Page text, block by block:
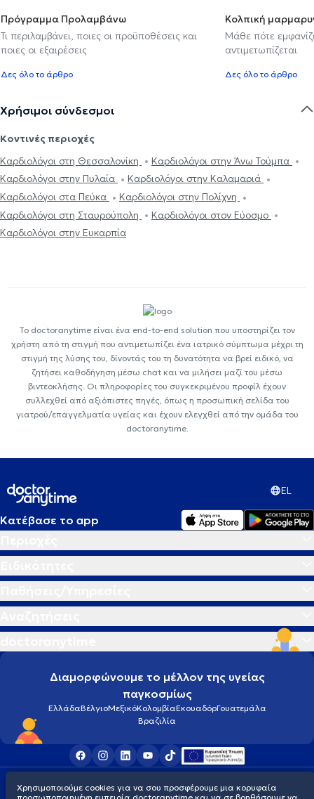
Πρόγραμμα Προλαμβάνω
Τι περιλαμβάνει, ποιες οι προϋποθέσεις και
ποιες οι εξαιρέσεις
Δες όλο το άρθρο
Κολπική
Μάθε πότε
αντιμετωπίζεται
Δες όλο το άρθρο
Χρήσιμοι σύνδεσμοι
Κοντινές περιοχές
Καρδιολόγοι στη Θεσσαλονίκη
Καρδιολόγοι στην Άνω Τούμπα
Καρδιολόγοι στην Πυλαία
Καρδιολόγοι στην Καλαμαριά
Καρδιολόγοι στα Πεύκα
Καρδιολόγοι στην Πολίχνη
Καρδιολόγοι στη Σταυρούπολη
Καρδιολόγοι στον Εύοσμο
Καρδιολόγοι στην Ευκαρπία
Το doctoranytime είναι ένα end-to-end solution που υποστηρίζει τον
χρήστη από τη στιγμή που αντιμετωπίζει ένα ιατρικό σύμπτωμα μέχρι τη
στιγμή της λύσης του, δίνοντάς του τη δυνατότητα να βρεί ειδικό, να
ζητήσει καθοδήγηση μέσω chat και να μιλήσει μαζί του μέσω
βιντεοκλήσης. Οι πληροφορίες του συγκεκριμένου προφίλ έχουν
συλλεχθεί από αξιόπιστες πηγές, όπως η προσωπική σελίδα του
γιατρού/επαγγελματία υγείας και έχουν ελεγχθεί από την ομάδα του
doctoranytime.
EL
Κατέβασε το app
Διαμορφώνουμε το μέλλον της υγείας
παγκοσμίως
ΕλλάδαΒέλγιοΜεξικόΚολομβίαΕκουαδόρΓουατεμάλα
Βραζιλία
Οροι χρήσης Cookies Πολιτική προστασίας προσωπικού απορρήτου
© 2026 doctoranytime
Χρησιμοποιούμε cookies για να σου προσφέρουμε μια κορυφαία